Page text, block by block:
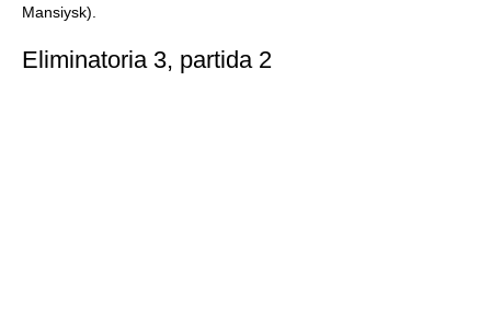
Mansiysk).
Eliminatoria 3, partida 2